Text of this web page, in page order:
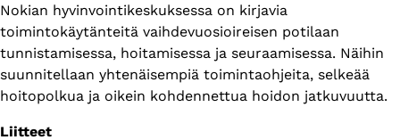
Nokian hyvinvointikeskuksessa on kirjavia
toimintokäytänteitä vaihdevuosioireisen potilaan
tunnistamisessa, hoitamisessa ja seuraamisessa. Näihin
suunnitellaan yhtenäisempiä toimintaohjeita, selkeää
hoitopolkua ja oikein kohdennettua hoidon jatkuvuutta.
Liitteet